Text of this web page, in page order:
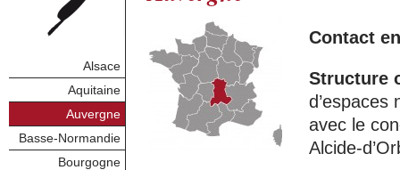
Alsace
Aquitaine
Auvergne
Basse-Normandie
Bourgogne
Contact
Structure
d’espaces
avec le
Alcide-